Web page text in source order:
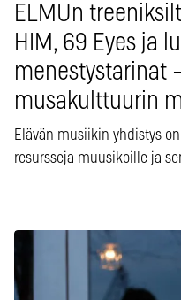
ELMUn
HIM, 69 Eyes ja
menestystarinat
musakulttuurin
Elävän musiikin yhdistys
resursseja muusikoille ja